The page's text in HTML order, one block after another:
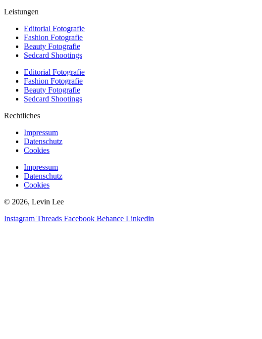
Leistungen
Editorial Fotografie
Fashion Fotografie
Beauty Fotografie
Sedcard Shootings
Editorial Fotografie
Fashion Fotografie
Beauty Fotografie
Sedcard Shootings
Rechtliches
Impressum
Datenschutz
Cookies
Impressum
Datenschutz
Cookies
© 2026, Levin Lee
Instagram Threads Facebook Behance Linkedin